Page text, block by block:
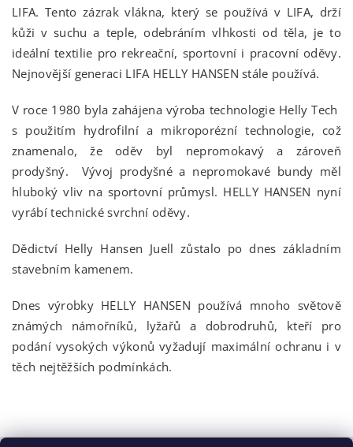
LIFA. Tento zázrak vlákna, který se používá v LIFA, drží
kůži v suchu a teple, odebráním vlhkosti od těla, je to
ideální textilie pro rekreační, sportovní i pracovní oděvy.
Nejnovější generaci LIFA HELLY HANSEN stále používá.
V roce 1980 byla zahájena výroba technologie Helly Tech
s použitím hydrofilní a mikroporézní technologie, což
znamenalo, že oděv byl nepromokavý a zároveň
prodyšný. Vývoj prodyšné a nepromokavé bundy měl
hluboký vliv na sportovní průmysl. HELLY HANSEN nyní
vyrábí technické svrchní oděvy.
Dědictví Helly Hansen Juell zůstalo po dnes základním
stavebním kamenem.
Dnes výrobky HELLY HANSEN používá mnoho světově
známých námořníků, lyžařů a dobrodruhů, kteří pro
podání vysokých výkonů vyžadují maximální ochranu i v
těch nejtěžších podmínkách.